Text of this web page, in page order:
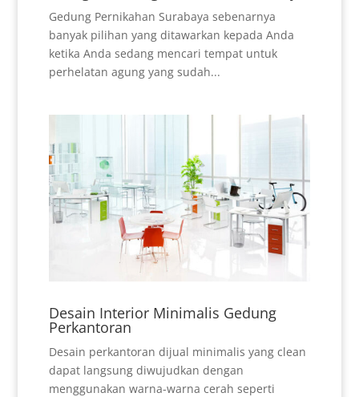
Gedung Pernikahan Surabaya sebenarnya
banyak pilihan yang ditawarkan kepada Anda
ketika Anda sedang mencari tempat untuk
perhelatan agung yang sudah...
Desain Interior Minimalis Gedung
Perkantoran
Desain perkantoran dijual minimalis yang clean
dapat langsung diwujudkan dengan
menggunakan warna-warna cerah seperti